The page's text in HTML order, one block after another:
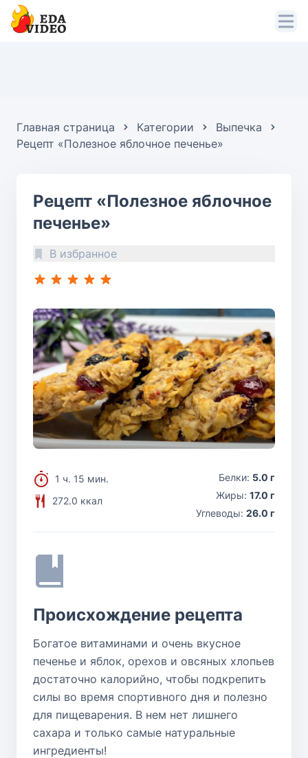
Главная страница Категории
Выпечка
Рецепт «Полезное яблочное печенье»
Рецепт «Полезное яблочное
печенье»
В избранное
1 ч. 15 мин.
272.0 ккал
Белки: 5.0 г
Жиры: 17.0 г
Углеводы: 26.0 г
Происхождение рецепта
Богатое витаминами и очень вкусное
печенье и яблок, орехов и овсяных хлопьев
достаточно калорийно, чтобы подкрепить
силы во время спортивного дня и полезно
для пищеварения. В нем нет лишнего
сахара и только самые натуральные
ингредиенты!